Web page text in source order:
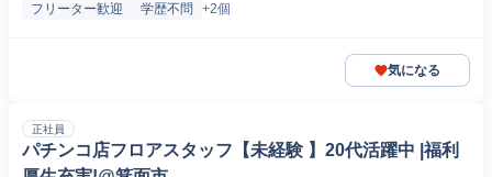
フリーター歓迎 学歴不問 +2個
気になる
正社員
パチンコ店フロアスタッフ【未経験 】20代活躍中 |福利